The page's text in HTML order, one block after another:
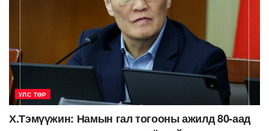
УЛС ТӨР
Х.Тэмүүжин: Намын гал тогооны ажилд 80-аад